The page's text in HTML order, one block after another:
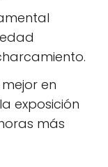
en
exposición
más